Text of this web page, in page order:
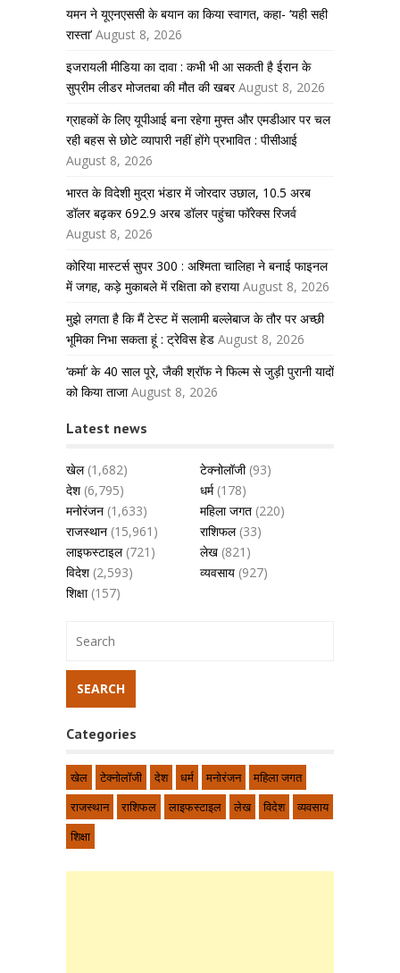
यमन ने यूएनएससी के बयान का किया स्वागत, कहा- ‘यही सही
रास्ता’ August 8, 2026
इजरायली मीडिया का दावा : कभी भी आ सकती है ईरान के
सुप्रीम लीडर मोजतबा की मौत की खबर August 8, 2026
ग्राहकों के लिए यूपीआई बना रहेगा मुफ्त और एमडीआर पर चल
रही बहस से छोटे व्यापारी नहीं होंगे प्रभावित : पीसीआई
August 8, 2026
भारत के विदेशी मुद्रा भंडार में जोरदार उछाल, 10.5 अरब
डॉलर बढ़कर 692.9 अरब डॉलर पहुंचा फॉरेक्स रिजर्व
August 8, 2026
कोरिया मास्टर्स सुपर 300 : अश्मिता चालिहा ने बनाई फाइनल
में जगह, कड़े मुकाबले में रक्षिता को हराया August 8, 2026
मुझे लगता है कि मैं टेस्ट में सलामी बल्लेबाज के तौर पर अच्छी
भूमिका निभा सकता हूं : ट्रेविस हेड August 8, 2026
‘कर्मा’ के 40 साल पूरे, जैकी श्रॉफ ने फिल्म से जुड़ी पुरानी यादों
को किया ताजा August 8, 2026
Latest news
खेल(1,682) टेक्नोलॉजी(93)
देश(6,795) धर्म(178)
मनोरंजन (1,633) महिला जगत (220)
राजस्थान (15,961) राशिफल(33)
लाइफस्टाइल(721) लेख (821)
विदेश(2,593) व्यवसाय (927)
शिक्षा(157)
Categories
खेल टेक्नोलॉजी देश धर्म मनोरंजन
महिला जगत
राजस्थान
राशिफल लाइफस्टाइल लेख विदेश
व्यवसाय
शिक्षा